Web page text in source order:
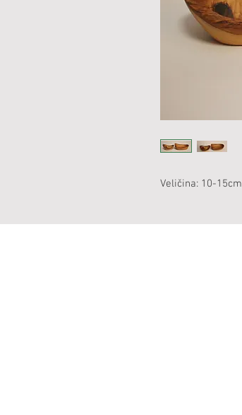
Veličina: 10-15cm